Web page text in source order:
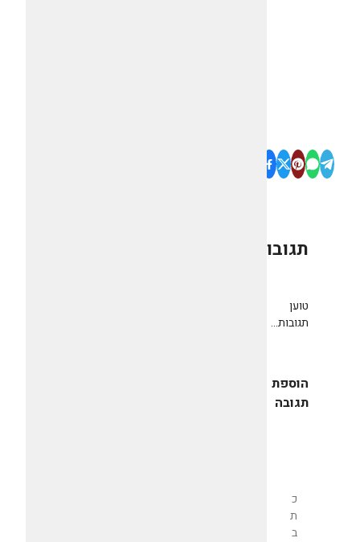
תגובות
טוען
תגובות...
הוספת
תגובה